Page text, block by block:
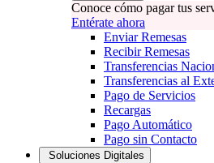
Conoce cómo pagar tus
Entérate ahora
Enviar Remesas
Recibir Remesas
Transferencias
Transferencias al
Pago de Servicios
Recargas
Pago Automático
Pago sin Contacto
Soluciones Digitales